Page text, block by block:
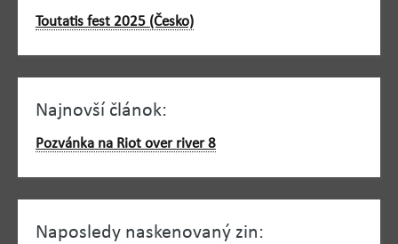
Toutatis fest 2025 (Česko)
Najnovší článok:
Pozvánka na Riot over river 8
Naposledy naskenovaný zin: